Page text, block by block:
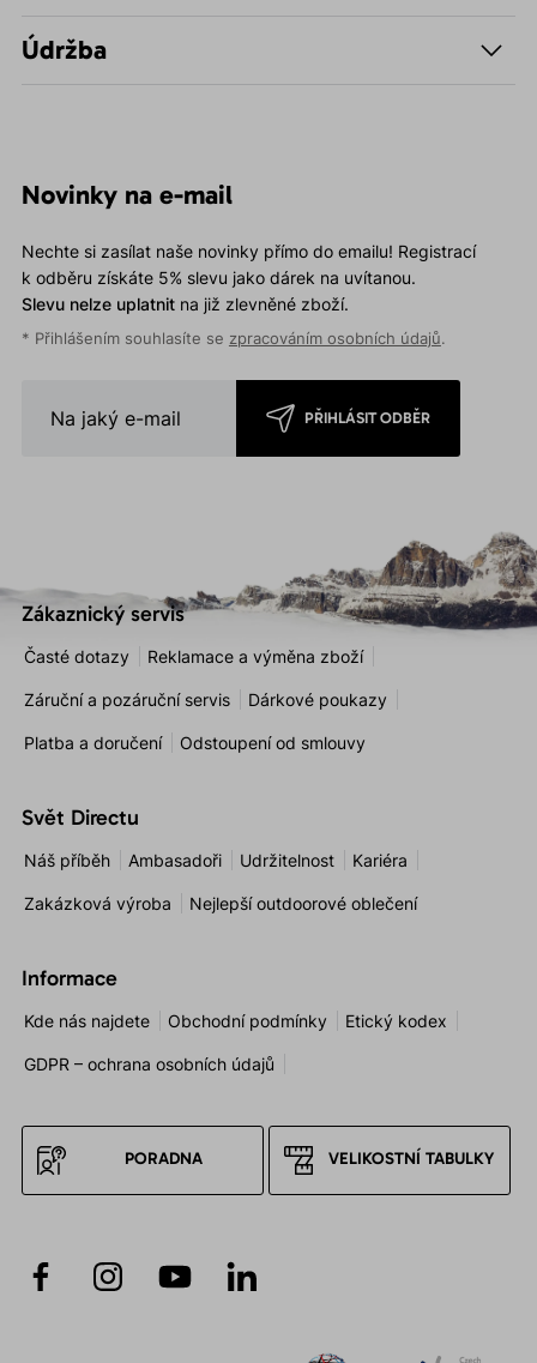
Údržba
Novinky na e-mail
Nechte si zasílat naše novinky přímo do emailu! Registrací
k odběru získáte 5% slevu jako dárek na uvítanou.
Slevu nelze uplatnitna již zlevněné zboží.
* Přihlášením souhlasíte se zpracováním osobních údajů.
PŘIHLÁSIT ODBĚR
Zákaznický servis
Časté dotazy Reklamace a výměna zboží
Záruční a pozáruční servis Dárkové poukazy
Platba a doručení Odstoupení od smlouvy
Svět Directu
Náš příběh Ambasadoři Udržitelnost Kariéra
Zakázková výroba Nejlepší outdoorové oblečení
Informace
Kde nás najdete Obchodní podmínky Etický kodex
GDPR – ochrana osobních údajů
PORADNA VELIKOSTNÍ TABULKY